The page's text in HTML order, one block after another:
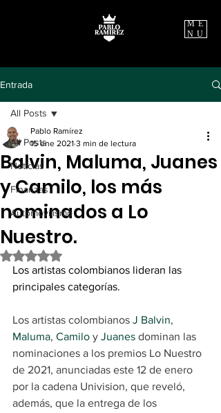
ME
NU
Entrada
All Posts
Noticias
Finanzas
Automovilismo
All Posts
Balvin, Maluma, Juanes
y Camilo, los más
nominados a Lo
Nuestro.
Pablo Ramírez
15 ene 2021 3 min de lectura
Obtuvo NaN de 5 estrellas.
Los artistas colombianos lideran las
principales categorías.
Los artistas colombianos J Balvin,
Maluma, Camilo y Juanes dominan las
nominaciones a los premios Lo Nuestro
de 2021, anunciadas este 12 de enero
por la cadena Univision, que reveló,
además, que la entrega de los